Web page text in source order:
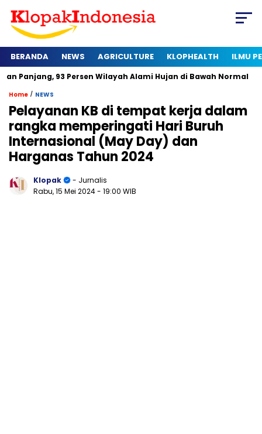
BERANDA NEWS AGRICULTURE KLOPHEALTH ILMU
Persen Wilayah Alami Hujan di Bawah Normal Kapan
Home / NEWS
Pelayanan KB di tempat kerja dalam
rangka memperingati Hari Buruh
Internasional (May Day) dan
Harganas Tahun 2024
Klopak
- Jurnalis
Rabu, 15 Mei 2024- 19:00 WIB